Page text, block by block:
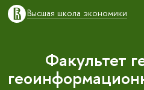
Высшая школа экономики
Факультет